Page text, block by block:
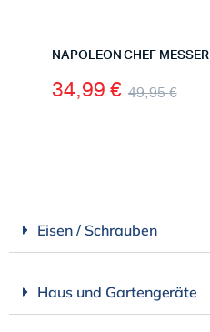
NAPOLEON CHEF MESSER
49,95€
34,99 €
Eisen / Schrauben
Haus und Gartengeräte